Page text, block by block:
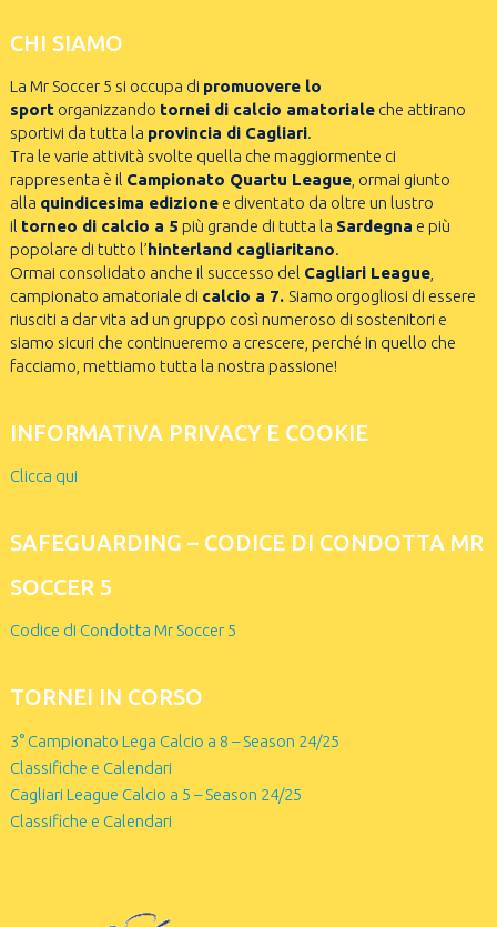
CHI SIAMO
La Mr Soccer 5 si occupa di promuovere lo
sportorganizzando tornei di calcio amatorialeche attirano
sportivi da tutta la provincia di Cagliari.
Tra le varie attività svolte quella che maggiormente ci
rappresenta è il Campionato Quartu League, ormai giunto
alla quindicesima edizionee diventato da oltre un lustro
il torneo di calcio a 5 più grande di tutta la Sardegna e più
popolare di tutto l’hinterland cagliaritano.
Ormai consolidato anche il successo del Cagliari League,
campionato amatoriale di calcio a 7. Siamo orgogliosi di essere
riusciti a dar vita ad un gruppo così numeroso di sostenitori e
siamo sicuri che continueremo a crescere, perché in quello che
facciamo, mettiamo tutta la nostra passione!
INFORMATIVA PRIVACY E COOKIE
Clicca qui
SAFEGUARDING – CODICE DI CONDOTTA MR
SOCCER 5
Codice di Condotta Mr Soccer 5
TORNEI IN CORSO
3° Campionato Lega Calcio a 8 – Season 24/25
Classifiche e Calendari
Cagliari League Calcio a 5 – Season 24/25
Classifiche e Calendari